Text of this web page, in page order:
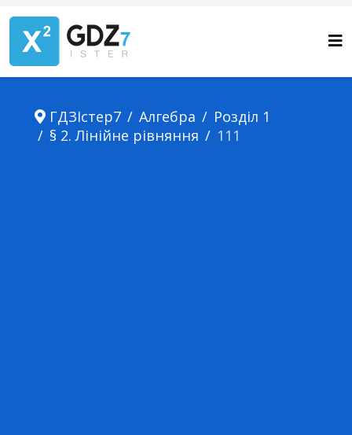
ГДЗІстер7 Алгебра
Розділ 1
§ 2. Лінійне рівняння
111